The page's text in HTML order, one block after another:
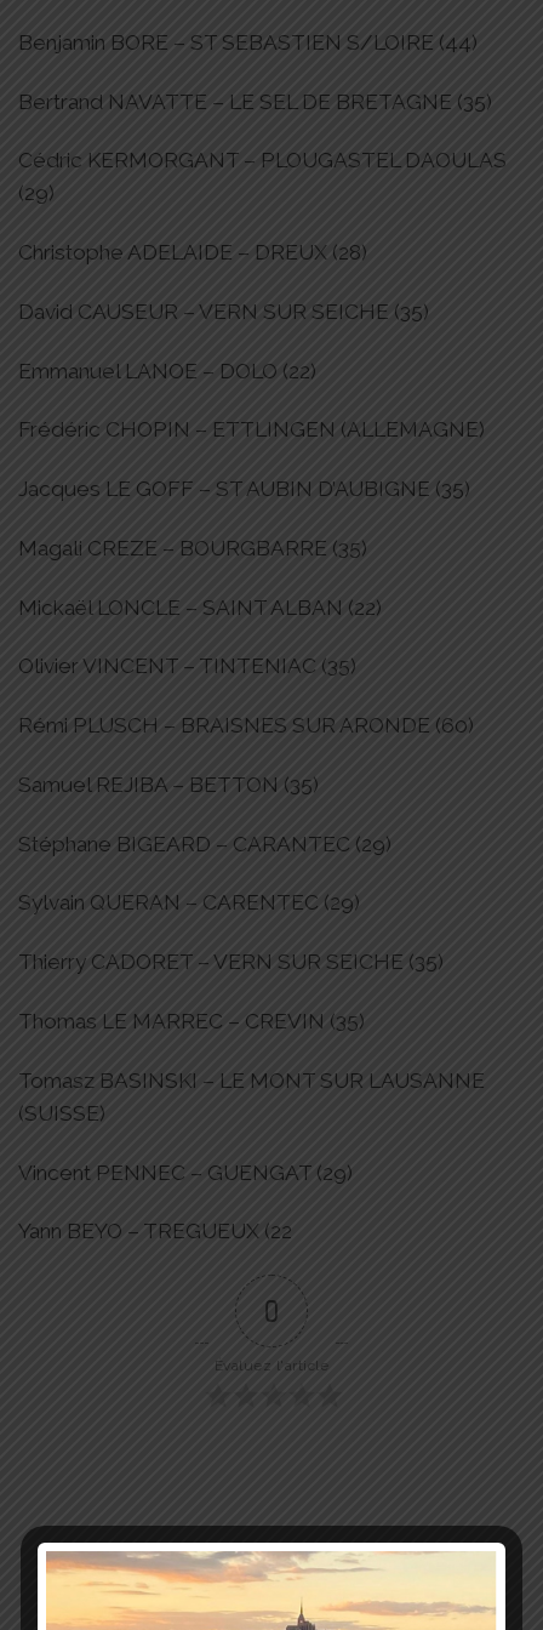
Benjamin BORE – ST SEBASTIEN S/LOIRE (44)
Bertrand NAVATTE – LE SEL DE BRETAGNE (35)
Cédric KERMORGANT – PLOUGASTEL DAOULAS
(29)
Christophe ADELAIDE – DREUX (28)
David CAUSEUR – VERN SUR SEICHE (35)
Emmanuel LANOE – DOLO (22)
Frédéric CHOPIN – ETTLINGEN (ALLEMAGNE)
Jacques LE GOFF – ST AUBIN D’AUBIGNE (35)
Magali CREZE – BOURGBARRE (35)
Mickaël LONCLE – SAINT ALBAN (22)
Olivier VINCENT – TINTENIAC (35)
Rémi PLUSCH – BRAISNES SUR ARONDE (60)
Samuel REJIBA – BETTON (35)
Stéphane BIGEARD – CARANTEC (29)
Sylvain QUERAN – CARENTEC (29)
Thierry CADORET – VERN SUR SEICHE (35)
Thomas LE MARREC – CREVIN (35)
Tomasz BASINSKI – LE MONT SUR LAUSANNE
(SUISSE)
Vincent PENNEC – GUENGAT (29)
Yann BEYO – TREGUEUX (22
0
Évaluez l'article